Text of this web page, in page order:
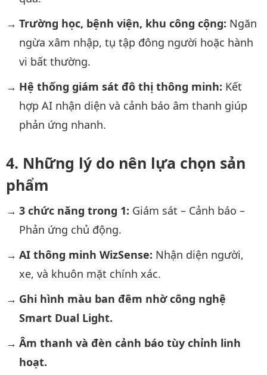
Trường học, bệnh viện, khu công cộng: Ngăn
ngừa xâm nhập, tụ tập đông người hoặc hành
vi bất thường.
Hệ thống giám sát đô thị thông minh: Kết
hợp AI nhận diện và cảnh báo âm thanh giúp
phản ứng nhanh.
Những lý do nên lựa chọn sản
phẩm
3 chức năng trong 1: Giám sát – Cảnh báo –
Phản ứng chủ động.
AI thông minh WizSense: Nhận diện người,
xe, và khuôn mặt chính xác.
Ghi hình màu ban đêm nhờ công nghệ
Smart Dual Light.
Âm thanh và đèn cảnh báo tùy chỉnh linh
hoạt.